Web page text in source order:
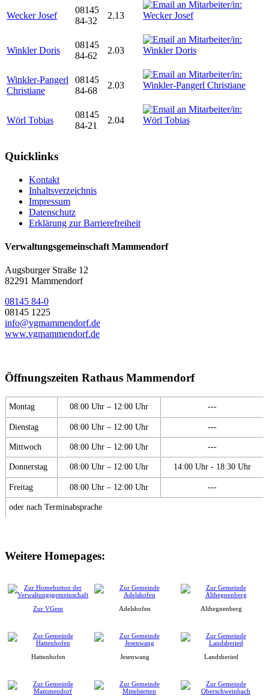
Wecker Josef
08145
84-32
2.13
Winkler Doris
08145
84-62
2.03
Winkler-Pangerl
Christiane
08145
84-68
2.03
Wörl Tobias
08145
84-21
2.04
Quicklinks
Kontakt
Inhaltsverzeichnis
Impressum
Datenschutz
Erklärung zur Barrierefreiheit
Verwaltungsgemeinschaft Mammendorf
Augsburger Straße 12
82291 Mammendorf
08145 84-0
08145 1225
info@vgmammendorf.de
www.vgmammendorf.de
Öffnungszeiten Rathaus Mammendorf
Montag 08:00 Uhr – 12:00 Uhr ---
Dienstag 08:00 Uhr – 12:00 Uhr ---
Mittwoch 08:00 Uhr – 12:00 Uhr ---
Donnerstag 08:00 Uhr – 12:00 Uhr 14:00 Uhr - 18:30 Uhr
Freitag 08:00 Uhr – 12:00 Uhr ---
oder nach Terminabsprache
Weitere Homepages:
Zur VGem Adelshofen Althegnenberg
Hattenhofen Jesenwang Landsberied